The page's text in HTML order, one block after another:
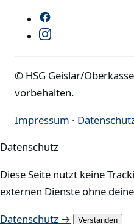
© HSG Geislar/
vorbehalten.
Impressum ·
Datenschutz
Diese Seite nutzt keine
externen Dienste ohne
Datenschutz →
Verstanden